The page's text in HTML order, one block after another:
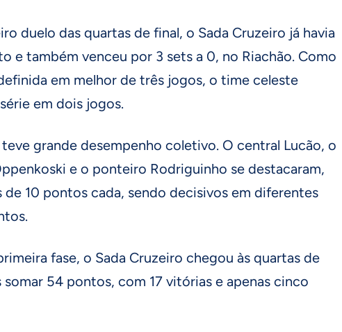
duelo das quartas de final, o Sada Cruzeiro já havia
e também venceu por 3 sets a 0, no Riachão. Como
em melhor de três jogos, o time celeste
em dois jogos.
grande desempenho coletivo. O central Lucão, o
e o ponteiro Rodriguinho se destacaram,
de 10 pontos cada, sendo decisivos em diferentes
fase, o Sada Cruzeiro chegou às quartas de
somar 54 pontos, com 17 vitórias e apenas cinco